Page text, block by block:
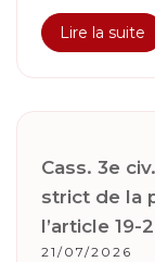
Lire la suite
Cass. 3e
strict de la
l’article 19-
21/07/2026